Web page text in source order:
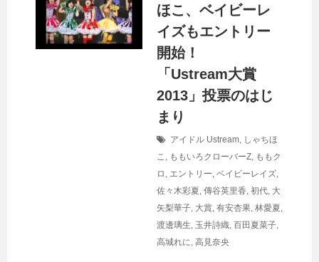
ほこ、ベイビーレ
イズもエントリー
開始！
「Ustream大賞
2013」投票のはじ
まり
アイドル Ustream, しゃちほ
こ , ももいろクローバーZ, ももク
ロ , エントリー, ベイビーレイズ,
佐々木彩夏, 傳谷英里香, 初代, 大
矢梨華子, 大賞, 有安杏果, 林愛夏,
渡邊璃生, 玉井詩織, 百田夏菜子,
高城れに, 高見奈央